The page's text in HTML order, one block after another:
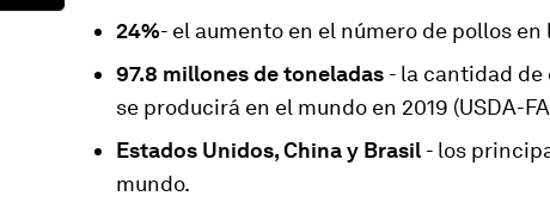
24%- el aumento en el número de pollos
97.8 millones de toneladas - la cantidad de
se producirá en el mundo en 2019 (USDA-
Estados Unidos, China y Brasil - los
mundo.